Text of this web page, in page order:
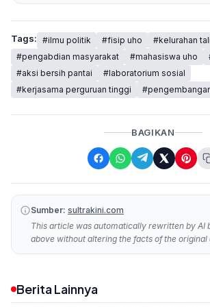
Tags: #ilmu politik #fisip uho
#kelurahan
#pengabdian masyarakat
#mahasiswa uho
#aksi bersih pantai
#laboratorium sosial
#kerjasama perguruan tinggi
BAGIKAN
Sumber: sultrakini.com
This article was automatically rewritten by AI
above without altering the facts of the original
Berita Lainnya